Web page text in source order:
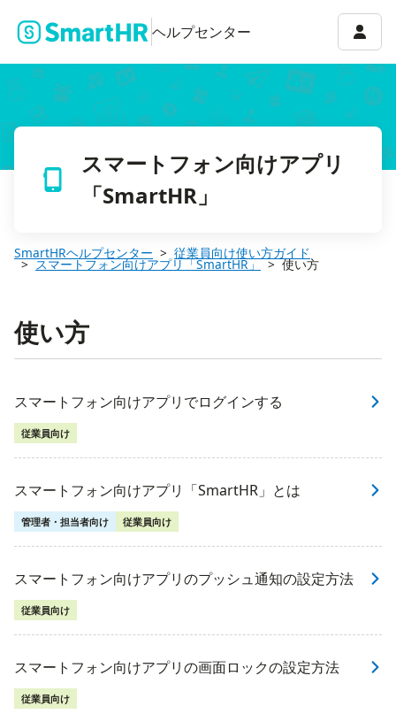
ヘルプセンター アカ
スマートフォン向けアプリ
「SmartHR」
SmartHRヘルプセンター 従業員向け使い方ガイド
スマートフォン向けアプリ「SmartHR」 使い方
使い方
スマートフォン向けアプリでログインする
従業員向け
スマートフォン向けアプリ「SmartHR」とは
管理者・担当者向け 従業員向け
スマートフォン向けアプリのプッシュ通知の設定方法
従業員向け
スマートフォン向けアプリの画面ロックの設定方法
従業員向け